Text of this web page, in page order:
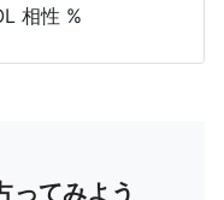
相性 %
ってみよう